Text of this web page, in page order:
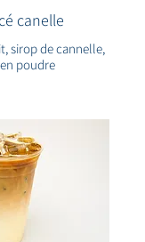
canelle
sirop de cannelle,
poudre